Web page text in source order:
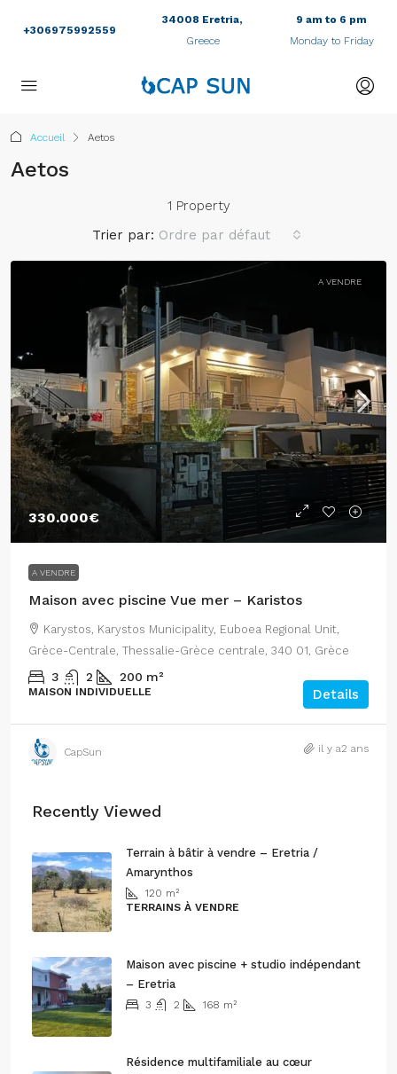
+306975992559
34008 Eretria,
Greece
9 am to 6 pm
Monday to Friday
Accueil Aetos
Aetos
1 Property
Trier par: Ordre par défaut
A VENDRE
330.000€
A VENDRE
Maison avec piscine Vue mer – Karistos
Karystos, Karystos Municipality, Euboea Regional Unit,
Grèce-Centrale, Thessalie-Grèce centrale, 340 01, Grèce
3 2 200 m²
MAISON INDIVIDUELLE Details
CapSun il y a2 ans
Recently Viewed
Terrain à bâtir à vendre – Eretria /
Amarynthos
120 m²
TERRAINS À VENDRE
Maison avec piscine + studio indépendant
– Eretria
3 2 168 m²
Résidence multifamiliale au cœur